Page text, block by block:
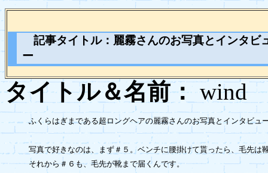
記事タイトル：麗霧さんのお写真とインタビ
ー
タイトル＆名前：
ふくらはぎまである超ロングヘアの麗霧さんのお写真とインタビュ
写真で好きなのは、まず＃５。ベンチに腰掛けて貰ったら、毛先は
それから＃６も、毛先が靴まで届くんです。